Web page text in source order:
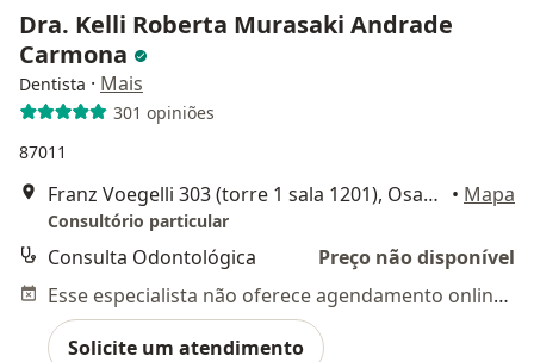
Dra. Kelli Roberta Murasaki Andrade
Carmona
Dentista · Mais
301 opiniões
87011
Franz Voegelli 303 (torre 1 sala 1201), Osasco • Mapa
Consultório particular
Consulta Odontológica
Preço não disponível
Esse especialista não oferece agendamento online para esse endereço.
Solicite um atendimento